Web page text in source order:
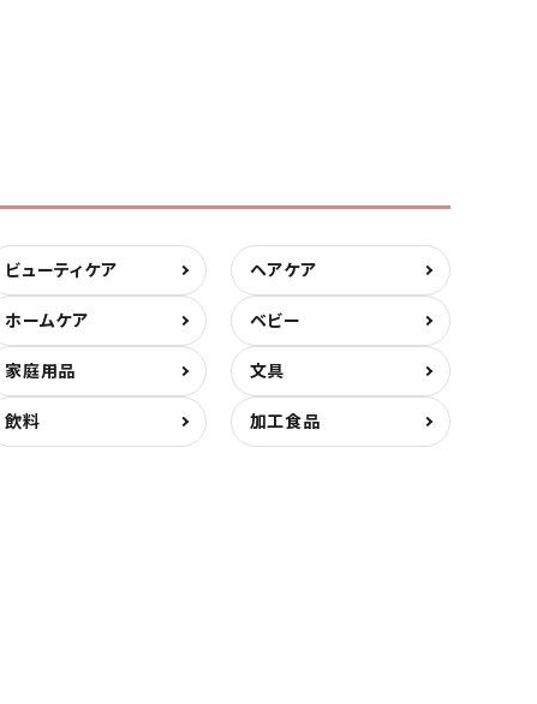
ビューティケア ヘアケア
ホームケア ベビー
家庭用品 文具
飲料 加工食品